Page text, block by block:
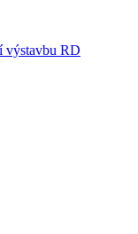
výstavbu RD